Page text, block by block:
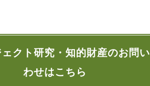
クト研究・知的財産のお問
わせはこちら